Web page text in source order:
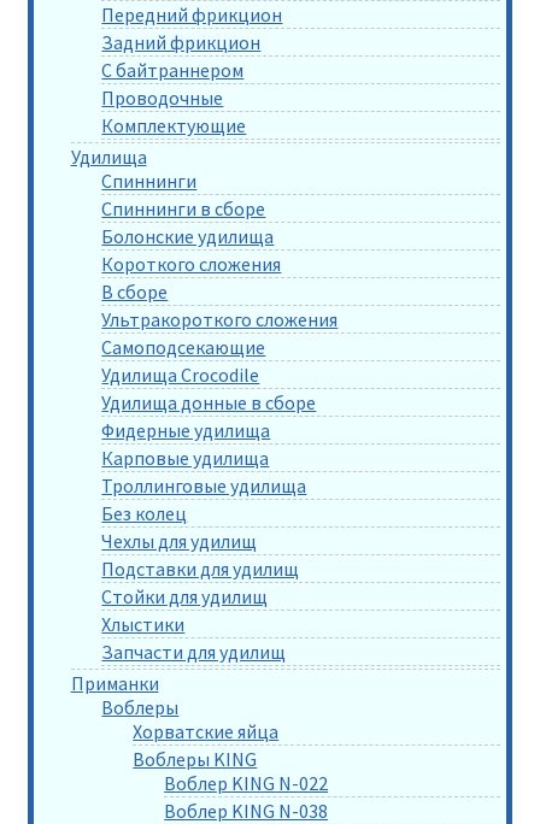
Передний фрикцион
Задний фрикцион
С байтраннером
Проводочные
Комплектующие
Удилища
Спиннинги
Спиннинги в сборе
Болонские удилища
Короткого сложения
В сборе
Ультракороткого сложения
Самоподсекающие
Удилища Crocodile
Удилища донные в сборе
Фидерные удилища
Карповые удилища
Троллинговые удилища
Без колец
Чехлы для удилищ
Подставки для удилищ
Стойки для удилищ
Хлыстики
Запчасти для удилищ
Приманки
Воблеры
Хорватские яйца
Воблеры KING
Воблер KING N-022
Воблер KING N-038